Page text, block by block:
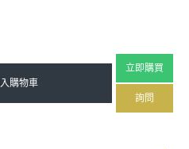
購物車
立即購買
詢問